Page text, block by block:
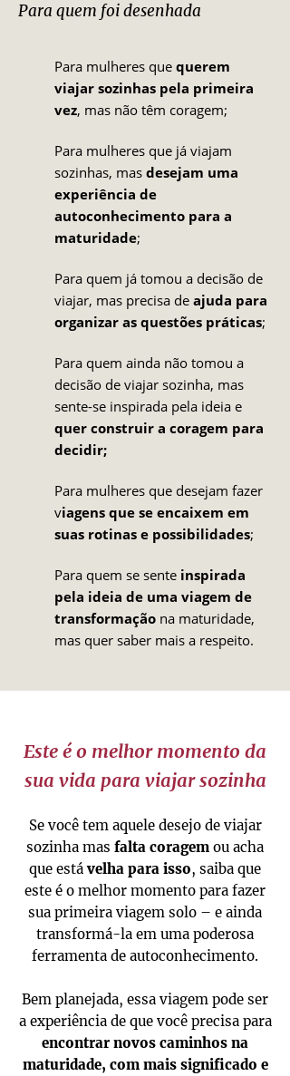
Para quem foi desenhada
Para mulheres que querem
viajar sozinhas pela primeira
vez, mas não têm coragem;
Para mulheres que já viajam
sozinhas, mas desejam uma
experiência de
autoconhecimento para a
maturidade;
Para quem já tomou a decisão de
viajar, mas precisa de ajuda para
organizar as questões práticas;
Para quem ainda não tomou a
decisão de viajar sozinha, mas
sente-se inspirada pela ideia e
quer construir a coragem para
decidir;
Para mulheres que desejam fazer
viagens que se encaixem em
suas rotinas e possibilidades;
Para quem se sente inspirada
pela ideia de uma viagem de
transformação na maturidade,
mas quer saber mais a respeito.
Este é o melhor momento da
sua vida para viajar sozinha
Se você tem aquele desejo de viajar
sozinha mas falta coragem ou acha
que estávelha para isso, saiba que
este é o melhor momento para fazer
sua primeira viagem solo – e ainda
transformá-la em uma poderosa
ferramenta de autoconhecimento.
Bem planejada, essa viagem pode ser
a experiência de que você precisa para
encontrar novos caminhos na
maturidade, com mais significado e